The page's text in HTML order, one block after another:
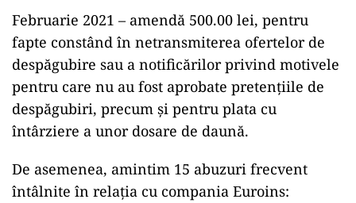
Februarie 2021 – amendă 500.00 lei, pentru
fapte constând în netransmiterea ofertelor de
despăgubire sau a notificărilor privind motivele
pentru care nu au fost aprobate pretențiile de
despăgubiri, precum și pentru plata cu
întârziere a unor dosare de daună.
De asemenea, amintim 15 abuzuri frecvent
întâlnite în relația cu compania Euroins: